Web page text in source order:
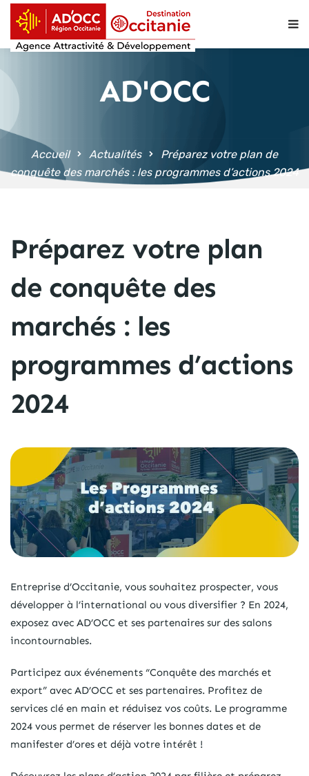
principal
AD'OCC
Accueil Actualités
Préparez votre plan de
conquête des marchés : les programmes d’actions 2024
Préparez votre plan
de conquête des
marchés : les
programmes d’actions
2024
Entreprise d’Occitanie, vous souhaitez prospecter, vous
développer à l’international ou vous diversifier ? En 2024,
exposez avec AD’OCC et ses partenaires sur des salons
incontournables.
Participez aux événements “Conquête des marchés et
export” avec AD’OCC et ses partenaires. Profitez de
services clé en main et réduisez vos coûts. Le programme
2024 vous permet de réserver les bonnes dates et de
manifester d’ores et déjà votre intérêt !